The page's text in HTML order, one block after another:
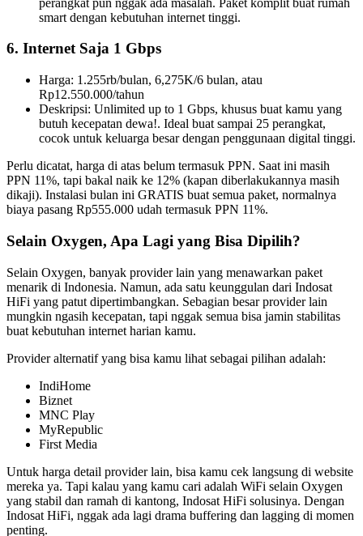
smart dengan kebutuhan internet tinggi.
6. Internet Saja 1 Gbps
Harga: 1.255rb/bulan, 6,275K/6 bulan, atau
Rp12.550.000/tahun
Deskripsi: Unlimited up to 1 Gbps, khusus buat kamu yang
butuh kecepatan dewa!. Ideal buat sampai 25 perangkat,
cocok untuk keluarga besar dengan penggunaan digital tinggi.
Perlu dicatat, harga di atas belum termasuk PPN. Saat ini masih
PPN 11%, tapi bakal naik ke 12% (kapan diberlakukannya masih
dikaji). Instalasi bulan ini GRATIS buat semua paket, normalnya
biaya pasang Rp555.000 udah termasuk PPN 11%.
Selain Oxygen, Apa Lagi yang Bisa Dipilih?
Selain Oxygen, banyak provider lain yang menawarkan paket
menarik di Indonesia. Namun, ada satu keunggulan dari Indosat
HiFi yang patut dipertimbangkan. Sebagian besar provider lain
mungkin ngasih kecepatan, tapi nggak semua bisa jamin stabilitas
buat kebutuhan internet harian kamu.
Provider alternatif yang bisa kamu lihat sebagai pilihan adalah:
IndiHome
Biznet
MNC Play
MyRepublic
First Media
Untuk harga detail provider lain, bisa kamu cek langsung di website
mereka ya. Tapi kalau yang kamu cari adalah WiFi selain Oxygen
yang stabil dan ramah di kantong, Indosat HiFi solusinya. Dengan
Indosat HiFi, nggak ada lagi drama buffering dan lagging di momen
penting.